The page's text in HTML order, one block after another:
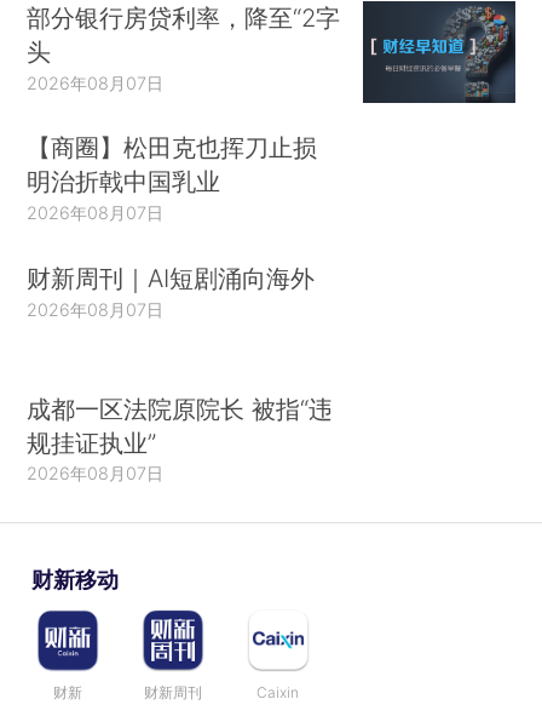
认为，小党派加起来可能获得13%到15%的选票。
由于统俄党支持率呈下降趋势，并且今年选举规则
更注重透明度，这让“体制外”的小党派看到了更大
希望。
不过，由于俄罗斯法律禁止各党结盟参加选
制内”反对党相比，这些“体制外”小党缺乏政治积累
和经验，也没有提出任何可行的具体政治纲领，因
俄党和“体制内”反对党的压力。（完）（新华社记
者 魏良磊 ）
部分银行房贷利率，降至“2字
头
2026年08月07日
【商圈】松田克也挥刀止损
明治折戟中国乳业
2026年08月07日
财新周刊｜AI短剧涌向海外
2026年08月07日
成都一区法院原院长 被指“违
规挂证执业”
2026年08月07日
财新移动
财新 财新周刊 Caixin